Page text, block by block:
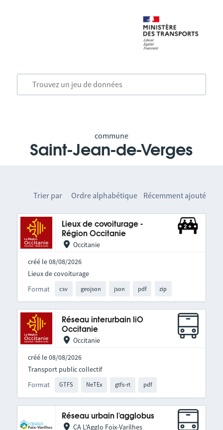
commune
Saint-Jean-de-Verges
Trier par Ordre alphabétique Récemment ajouté
Lieux de covoiturage -
Région Occitanie
Occitanie
créé le 08/08/2026
Format csv geojson json pdf zip
Lieux de covoiturage
Réseau interurbain liO
Occitanie
Occitanie
créé le 08/08/2026
Format GTFS NeTEx gtfs-rt pdf
Transport public collectif
Réseau urbain l'agglobus
CA L'Agglo Foix-Varilhes